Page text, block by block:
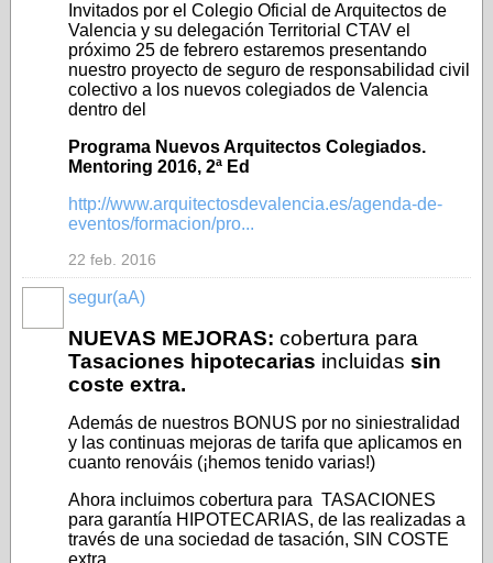
Invitados por el Colegio Oficial de Arquitectos de
Valencia y su delegación Territorial CTAV el
próximo 25 de febrero estaremos presentando
nuestro proyecto de seguro de responsabilidad civil
colectivo a los nuevos colegiados de Valencia
dentro del
Programa Nuevos Arquitectos Colegiados.
Mentoring 2016, 2ª Ed
http://www.arquitectosdevalencia.es/agenda-de-
eventos/formacion/pro...
22 feb. 2016
segur(aA)
NUEVAS MEJORAS: cobertura para
Tasaciones hipotecarias incluidas sin
coste extra.
Además de nuestros BONUS por no siniestralidad
y las continuas mejoras de tarifa que aplicamos en
cuanto renováis (¡hemos tenido varias!)
Ahora incluimos cobertura para TASACIONES
para garantía HIPOTECARIAS, de las realizadas a
través de una sociedad de tasación, SIN COSTE
extra.